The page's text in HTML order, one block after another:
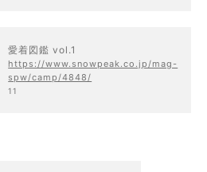
愛着図鑑 vol.1
https://www.snowpeak.co.jp/mag-
spw/camp/4848/
11